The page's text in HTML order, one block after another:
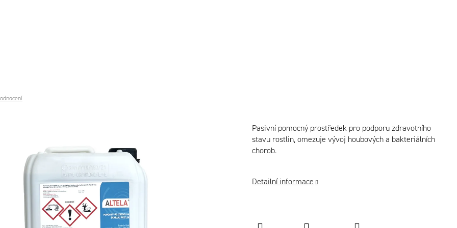
Pasivní pomocný prostředek pro podporu zdravotního
stavu rostlin, omezuje vývoj houbových a bakteriálních
chorob.
Detailní informace